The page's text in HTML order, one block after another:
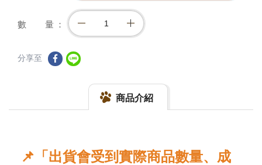
數 量
分享至
商品介紹
📌「出貨會受到實際商品數量、成